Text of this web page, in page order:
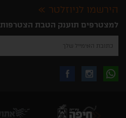
הירשמו לניוזלטר
למצטרפים תוענק הטבת הצטרפות
להזין
שלך
לקבלת
באינסטגרם
עקבו
בפייסבוק